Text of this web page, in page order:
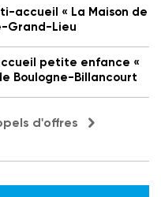
accueil « La Maison de
Grand-Lieu
petite enfance «
Boulogne-Billancourt
d'offres